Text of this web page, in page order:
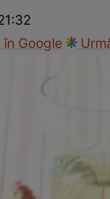
Google